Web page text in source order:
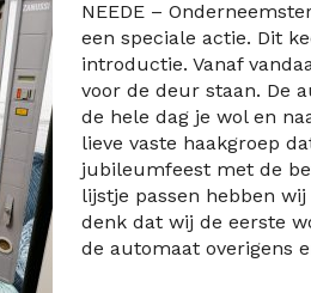
NEEDE –
een speciale actie. Dit
introductie. Vanaf
voor de deur staan. De
de hele dag je wol en
lieve vaste haakgroep
jubileumfeest met de
lijstje passen hebben
denk dat wij de eerste
de automaat overigens